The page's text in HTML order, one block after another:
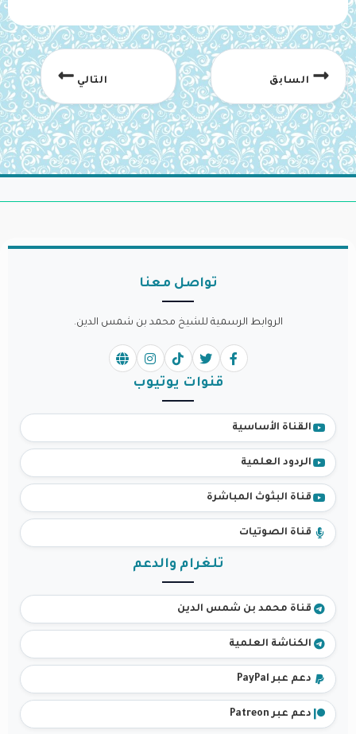
السابق التالي
تواصل معنا
الروابط الرسمية للشيخ محمد بن شمس الدين.
قنوات يوتيوب
القناة الأساسية
الردود العلمية
قناة البثوث المباشرة
قناة الصوتيات
تلغرام والدعم
قناة محمد بن شمس الدين
الكناشة العلمية
دعم عبر PayPal
دعم عبر Patreon